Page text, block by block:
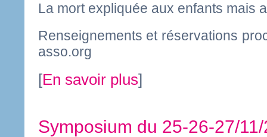
La mort expliquée aux enfants mais
Renseignements et réservations
asso.org
[En savoir plus]
Symposium du 25-26-27/